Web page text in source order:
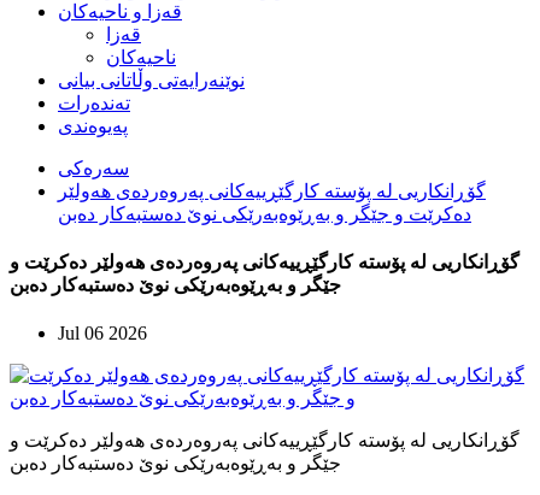
قه‌زا و ناحیه‌كان
قه‌زا
ناحیه‌كان
نوێنه‌رایه‌تی وڵاتانی بیانی
ته‌نده‌رات
په‌یوه‌ندی
سەرەکی
گۆڕانکاریی لە پۆستە کارگێڕییەکانی پەروەردەی هەولێر
دەکرێت و جێگر و بەڕێوەبەرێکی نوێ دەستبەکار دەبن
گۆڕانکاریی لە پۆستە کارگێڕییەکانی پەروەردەی هەولێر دەکرێت و
جێگر و بەڕێوەبەرێکی نوێ دەستبەکار دەبن
Jul 06 2026
گۆڕانکاریی لە پۆستە کارگێڕییەکانی پەروەردەی هەولێر دەکرێت و
جێگر و بەڕێوەبەرێکی نوێ دەستبەکار دەبن